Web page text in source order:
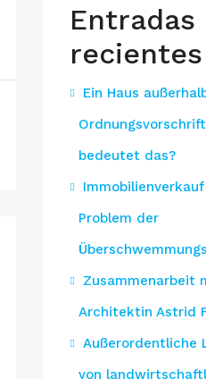
Entradas
recientes
Ein Haus
bedeutet das?
Problem der
Zusammenarbeit
Architektin Astrid
Außerordentliche
von